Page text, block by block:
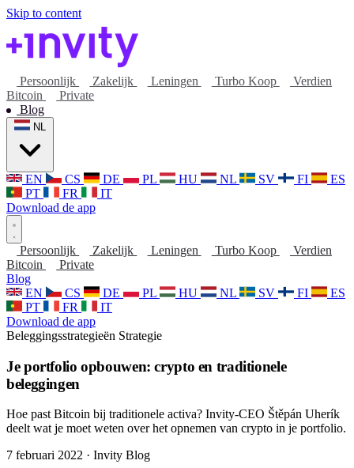
Skip to content
Persoonlijk Zakelijk Leningen Turbo Koop
Verdien
Bitcoin
Private
Blog
EN CS DE PL HU NL SV FI
ES
PT
FR
IT
Download de app
Persoonlijk Zakelijk Leningen Turbo Koop
Verdien
Bitcoin
Private
Blog
EN
CS DE PL HU NL SV FI
ES
PT
FR
IT
Download de app
Beleggingsstrategieën Strategie
Je portfolio opbouwen: crypto en traditionele
beleggingen
Hoe past Bitcoin bij traditionele activa? Invity-CEO Štěpán Uherík
deelt wat je moet weten over het opnemen van crypto in je portfolio.
7 februari 2022 · Invity Blog